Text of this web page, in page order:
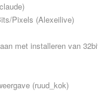
)
Pixels (Alexeilive)
met installeren van
(ruud_kok)